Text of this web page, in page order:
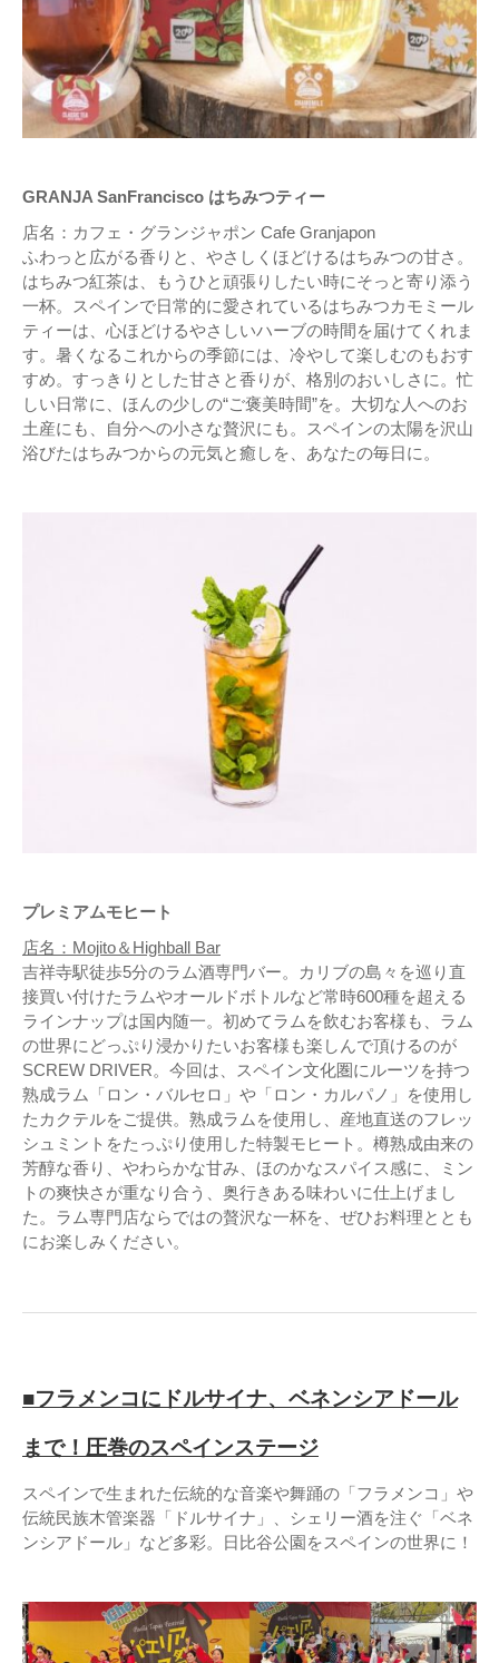
GRANJA SanFrancisco はちみつティー
店名：カフェ・グランジャポン Cafe Granjapon
ふわっと広がる香りと、やさしくほどけるはちみつの甘さ。
はちみつ紅茶は、もうひと頑張りしたい時にそっと寄り添う
一杯。スペインで日常的に愛されているはちみつカモミール
ティーは、心ほどけるやさしいハーブの時間を届けてくれま
す。暑くなるこれからの季節には、冷やして楽しむのもおす
すめ。すっきりとした甘さと香りが、格別のおいしさに。忙
しい日常に、ほんの少しの“ご褒美時間”を。大切な人へのお
土産にも、自分への小さな贅沢にも。スペインの太陽を沢山
浴びたはちみつからの元気と癒しを、あなたの毎日に。
プレミアムモヒート
店名：Mojito＆Highball Bar
吉祥寺駅徒歩5分のラム酒専門バー。カリブの島々を巡り直
接買い付けたラムやオールドボトルなど常時600種を超える
ラインナップは国内随一。初めてラムを飲むお客様も、ラム
の世界にどっぷり浸かりたいお客様も楽しんで頂けるのが
SCREW DRIVER。今回は、スペイン文化圏にルーツを持つ
熟成ラム「ロン・バルセロ」や「ロン・カルパノ」を使用し
たカクテルをご提供。熟成ラムを使用し、産地直送のフレッ
シュミントをたっぷり使用した特製モヒート。樽熟成由来の
芳醇な香り、やわらかな甘み、ほのかなスパイス感に、ミン
トの爽快さが重なり合う、奥行きある味わいに仕上げまし
た。ラム専門店ならではの贅沢な一杯を、ぜひお料理ととも
にお楽しみください。
■フラメンコにドルサイナ、ベネンシアドール
まで！圧巻のスペインステージ
スペインで生まれた伝統的な音楽や舞踊の「フラメンコ」や
伝統民族木管楽器「ドルサイナ」、シェリー酒を注ぐ「ベネ
ンシアドール」など多彩。日比谷公園をスペインの世界に！